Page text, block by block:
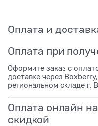
Оплата и
Оплата при
Оформите заказ с
доставке через
региональном складе г.
Оплата онлайн
скидкой